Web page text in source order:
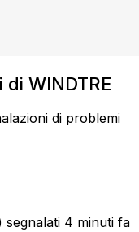
WINDTRE
di problemi
segnalati 4 minuti fa